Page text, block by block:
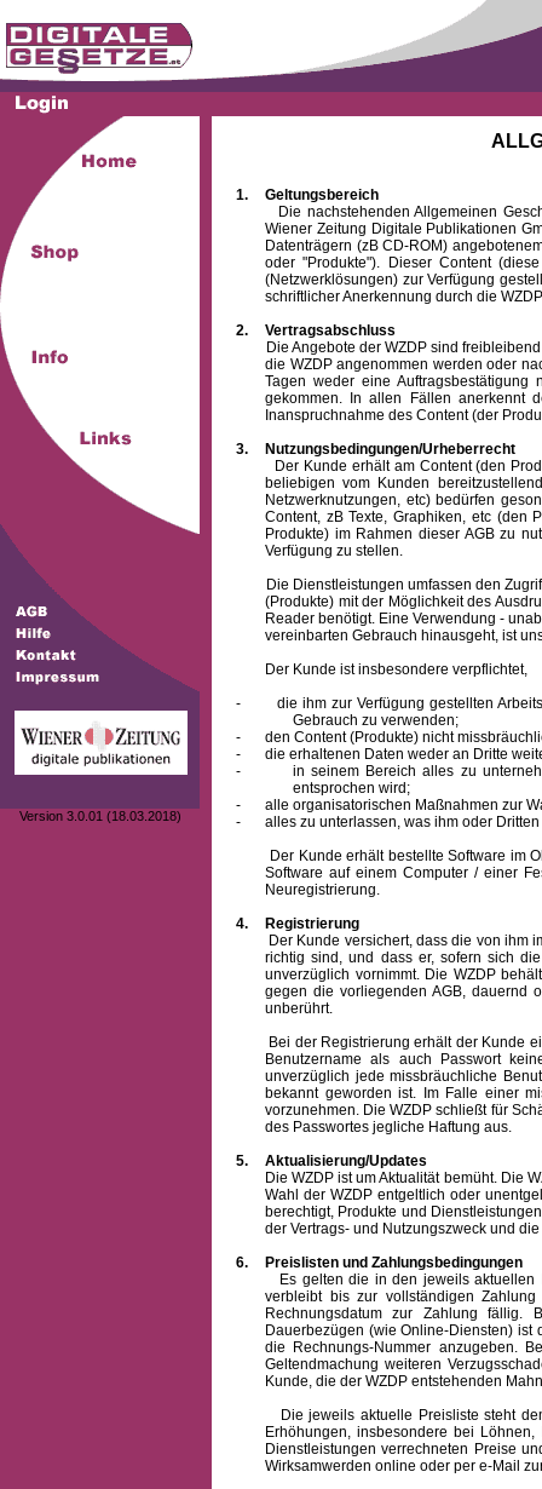
Version 3.0.01 (18.03.2018)
1.
Geltungsbereich
Die nachstehenden Allgemeinen
Wiener Zeitung Digitale Publikationen
Datenträgern (zB CD-ROM)
oder "Produkte"). Dieser Content
(Netzwerklösungen) zur Verfügung
schriftlicher Anerkennung durch die
2.
Vertragsabschluss
Die Angebote der WZDP sind freibleibend.
die WZDP angenommen werden oder
Tagen weder eine
gekommen. In allen Fällen anerkennt
Inanspruchnahme des Content (der
3.
Nutzungsbedingungen/Urheberrecht
Der Kunde erhält am Content (den
beliebigen vom Kunden
Netzwerknutzungen, etc) bedürfen
Content, zB Texte, Graphiken, etc (den
Produkte) im Rahmen dieser AGB zu
Verfügung zu stellen.
Die Dienstleistungen umfassen den Zugriff
(Produkte) mit der Möglichkeit des
Reader benötigt. Eine Verwendung -
vereinbarten Gebrauch hinausgeht, ist
Der Kunde ist insbesondere verpflichtet,
-
die ihm zur Verfügung gestellten
Gebrauch zu verwenden;
-
den Content (Produkte) nicht
-
die erhaltenen Daten weder an Dritte
-
in seinem Bereich alles zu
entsprochen wird;
-
alle organisatorischen Maßnahmen zur
-
alles zu unterlassen, was ihm oder
Der Kunde erhält bestellte Software im
Software auf einem Computer / einer
Neuregistrierung.
4.
Registrierung
Der Kunde versichert, dass die von ihm
richtig sind, und dass er, sofern sich
unverzüglich vornimmt. Die WZDP
gegen die vorliegenden AGB, dauernd
unberührt.
Bei der Registrierung erhält der Kunde
Benutzernameals auch Passwort
unverzüglich jede missbräuchliche
bekannt geworden ist. Im Falle einer
vorzunehmen. Die WZDP schließt für
des Passwortes jegliche Haftung aus.
5.
Aktualisierung/Updates
Die WZDP ist um Aktualität bemüht. Die
Wahl der WZDP entgeltlich oder
berechtigt, Produkte und
der Vertrags- und Nutzungszweck und
6.
Preislisten und Zahlungsbedingungen
Es gelten die in den jeweils aktuellen
verbleibt bis zur vollständigen
Rechnungsdatum zur Zahlung fällig.
Dauerbezügen (wie Online-Diensten)
die Rechnungs-Nummer anzugeben.
Geltendmachung weiteren
Kunde, die der WZDP entstehenden
Die jeweils aktuelle Preisliste steht dem
Erhöhungen, insbesondere bei
Dienstleistungen verrechneten Preise
Wirksamwerden online oder per e-Mail